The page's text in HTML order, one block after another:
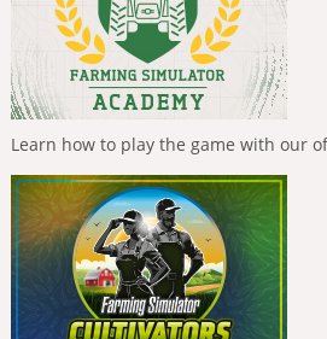
Learn how to play the game with our